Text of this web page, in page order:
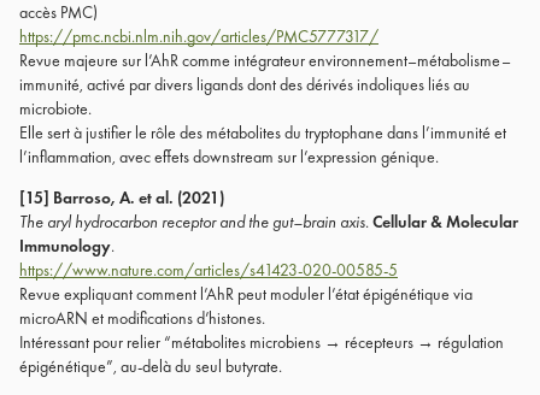
accès PMC)
https://pmc.ncbi.nlm.nih.gov/articles/PMC5777317/
Revue majeure sur l’AhR comme intégrateur environnement–métabolisme–
immunité, activé par divers ligands dont des dérivés indoliques liés au
microbiote.
Elle sert à justifier le rôle des métabolites du tryptophane dans l’immunité et
l’inflammation, avec effets downstream sur l’expression génique.
[15] Barroso, A. et al. (2021)
The aryl hydrocarbon receptor and the gut–brain axis.Cellular & Molecular
Immunology.
https://www.nature.com/articles/s41423-020-00585-5
Revue expliquant comment l’AhR peut moduler l’état épigénétique via
microARN et modifications d’histones.
Intéressant pour relier “métabolites microbiens → récepteurs → régulation
épigénétique”, au-delà du seul butyrate.